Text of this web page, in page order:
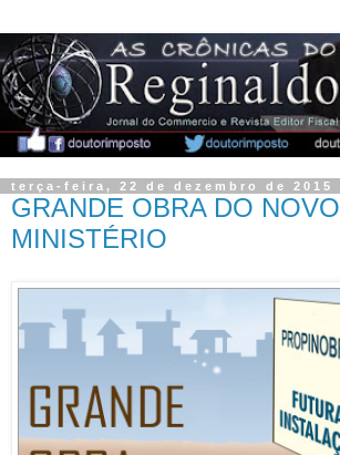
terça-feira, 22 de dezembro de 2015
GRANDE OBRA DO NOVO
MINISTÉRIO